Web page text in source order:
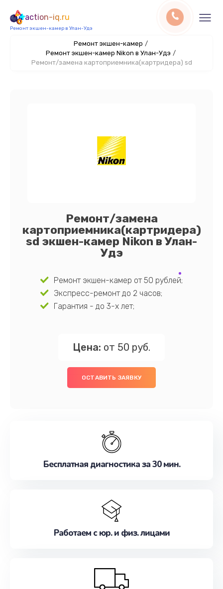
action-iq.ru
Ремонт экшен-камер в Улан-Удэ
Ремонт экшен-камер /
Ремонт экшен-камер Nikon в Улан-Удэ /
Ремонт/замена картоприемника(картридера) sd
Ремонт/замена
картоприемника(картридера)
sd экшен-камер Nikon в Улан-
Удэ
Ремонт экшен-камер от 50 рублей;
Экспресс-ремонт до 2 часов;
Гарантия - до 3-х лет;
Цена: от 50 руб.
ОСТАВИТЬ ЗАЯВКУ
Бесплатная диагностика за 30 мин.
Работаем с юр. и физ. лицами